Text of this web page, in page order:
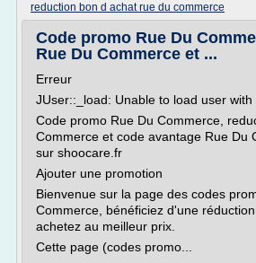
reduction bon d achat rue du commerce
Code promo Rue Du
Rue Du Commerce et ...
Erreur
JUser::_load: Unable to load user with
Code promo Rue Du Commerce,
Commerce et code avantage Rue Du
sur shoocare.fr
Ajouter une promotion
Bienvenue sur la page des codes
Commerce, bénéficiez d'une
achetez au meilleur prix.
Cette page (codes promo...